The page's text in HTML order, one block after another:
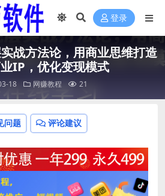
登录
战方法论，用商业思维打造
IP，优化变现模式
18 网赚教程 21
问题 评论建议